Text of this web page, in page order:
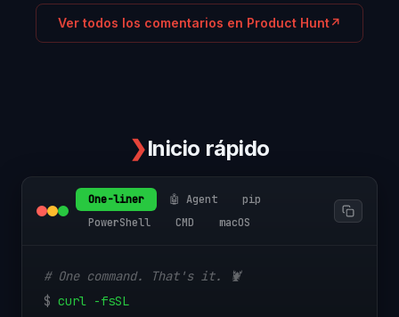
Ver todos los comentarios en Product Hunt↗
❯Inicio rápido
One-liner 🤖 Agent
pip
PowerShell
CMD macOS
# One command. That's it. 🦞
$ curl -fsSL